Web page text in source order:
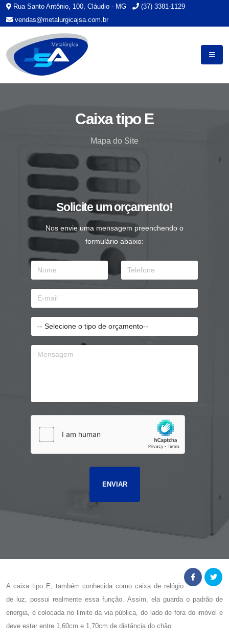
Rua Santo Antônio, 100, Cláudio - MG
(37) 3381-1129
vendas@metalurgicajsa.com.br
Caixa tipo E
Mapa do Site
Solicite um orçamento!
Nos envie uma mensagem preenchendo o
formulário abaixo:
A caixa tipo E, também conhecida como caixa de relógio
de luz, possui realmente essa função. Assim, ela guarda o padrão de
energia, é colocada no limite da via pública, do lado de fora do imóvel e
deve estar entre 1,60cm e 1,70cm de distância do chão.